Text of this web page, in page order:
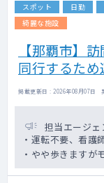
スポット 日勤
綺麗な施設
【那覇市】
同行するた
掲載更新日 : 2026年08月07日
担当エージェ
・運転不要、看護
・やや歩きますが